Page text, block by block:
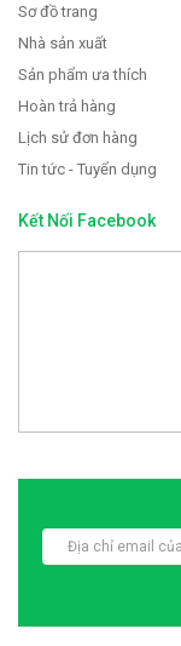
Sơ đồ trang
Nhà sản xuất
Sản phẩm ưa thích
Hoàn trả hàng
Lịch sử đơn hàng
Tin tức - Tuyển dụng
Kết Nối Facebook